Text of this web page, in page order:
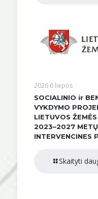
2026 6 liepos
SOCIALINIO ir
VYKDYMO
LIETUVOS
2023–2027
INTERVENCINES
Skaityti